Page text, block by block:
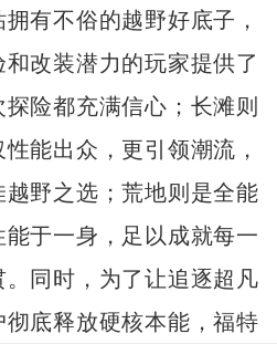
有不俗的越野好底子，
改装潜力的玩家提供了
险都充满信心；长滩则
能出众，更引领潮流，
野之选；荒地则是全能
于一身，足以成就每一
同时，为了让追逐超凡
底释放硬核本能，福特